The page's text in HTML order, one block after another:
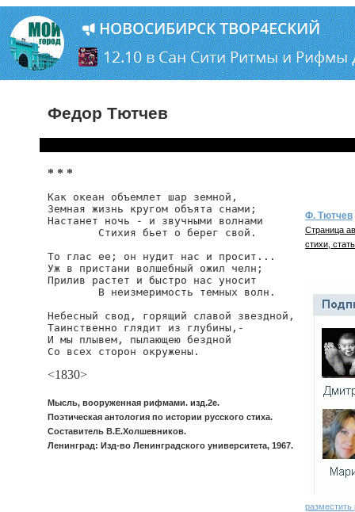
Федор Тютчев
* * *
Как океан объемлет шар земной,
Земная жизнь кругом объята снами;
Настанет ночь - и звучными волнами
        Стихия бьет о берег свой.
То глас ее; он нудит нас и просит...
Уж в пристани волшебный ожил челн;
Прилив растет и быстро нас уносит
        В неизмеримость темных волн.
Небесный свод, горящий славой звездной,
Таинственно глядит из глубины,-
И мы плывем, пылающею бездной
Со всех сторон окружены.
<1830>
Мысль, вооруженная рифмами. изд.2е.
Поэтическая антология по истории русского стиха.
Составитель В.Е.Холшевников.
Ленинград: Изд-во Ленинградского университета, 1967.
Ф. Тютчев
Страница
стихи,
разместить